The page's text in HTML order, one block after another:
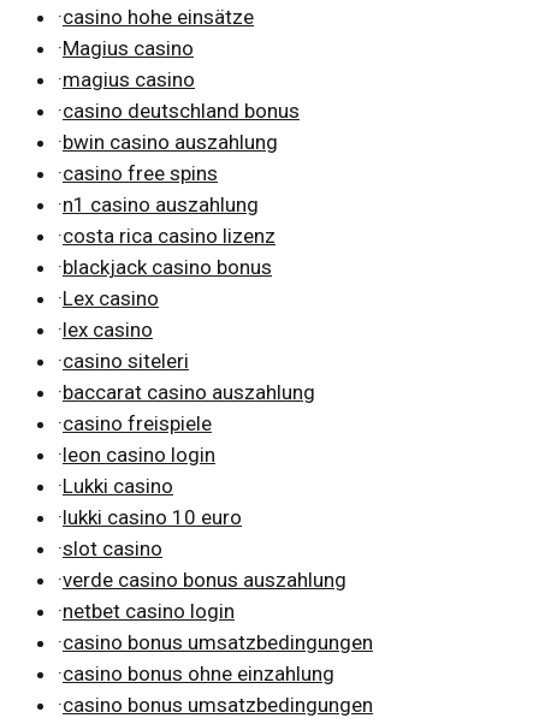
·casino hohe einsätze
·Magius casino
·magius casino
·casino deutschland bonus
·bwin casino auszahlung
·casino free spins
·n1 casino auszahlung
·costa rica casino lizenz
·blackjack casino bonus
·Lex casino
·lex casino
·casino siteleri
·baccarat casino auszahlung
·casino freispiele
·leon casino login
·Lukki casino
·lukki casino 10 euro
·slot casino
·verde casino bonus auszahlung
·netbet casino login
·casino bonus umsatzbedingungen
·casino bonus ohne einzahlung
·casino bonus umsatzbedingungen